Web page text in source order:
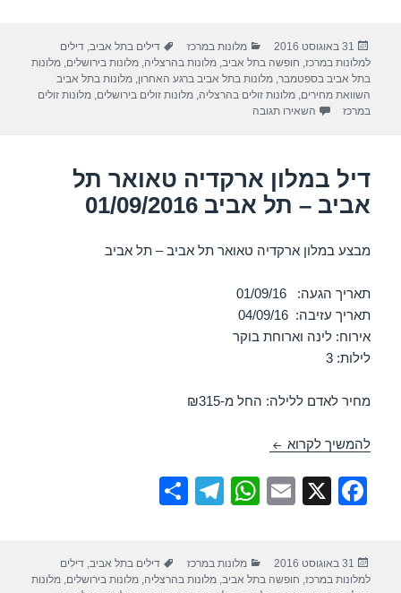
e
b
o
k
s
A
gr
a
e
פורסם
בתאריך
31 באוגוסט 2016 קטגוריות
מלונות במרכז תגיות
דילים בתל אביב,דילים
למלונות במרכז, חופשה בתל אביב,מלונות בהרצליה,מלונות בירושלים,מלונות
בתל אביב בספטמבר,מלונות בתל אביב ברגע האחרון,מלונות בתל אביב
השוואת מחירים,מלונות זולים בהרצליה,מלונות זולים בירושלים,מלונות זולים
במרכז
השאירו תגובה
דיל במלון ארקדיה טאואר תל
אביב – תל אביב 01/09/2016
מבצע במלון ארקדיה טאואר תל אביב – תל אביב
תאריך הגעה: 01/09/16
תאריך עזיבה: 04/09/16
אירוח: לינה וארוחת בוקר
לילות: 3
מחיר לאדם ללילה: החל מ-₪315
להמשיך לקרוא דיל במלון ארקדיה טאואר תל אביב – תל אביב 01/09/2016
F
e
X
E
W
s
T
gr
e
פורסם
בתאריך
31 באוגוסט 2016 קטגוריות
מלונות במרכז תגיות
דילים בתל אביב,דילים
למלונות במרכז, חופשה בתל אביב,מלונות בהרצליה,מלונות בירושלים,מלונות